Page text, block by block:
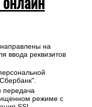
на
ввода реквизитов
режиме с